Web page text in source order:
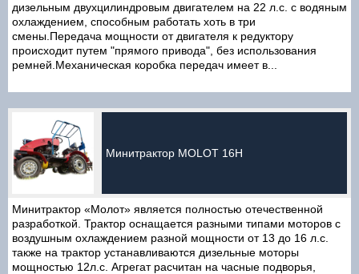
дизельным двухцилиндровым двигателем на 22 л.с. с водяным
охлаждением, способным работать хоть в три
смены.Передача мощности от двигателя к редуктору
происходит путем "прямого привода", без использования
ремней.Механическая коробка передач имеет в...
Минитрактор MOLOT 16H
Минитрактор «Молот» является полностью отечественной
разработкой. Трактор оснащается разными типами моторов с
воздушным охлаждением разной мощности от 13 до 16 л.с.
также на трактор устанавливаются дизельные моторы
мощностью 12л.с. Агрегат расчитан на часные подворья,